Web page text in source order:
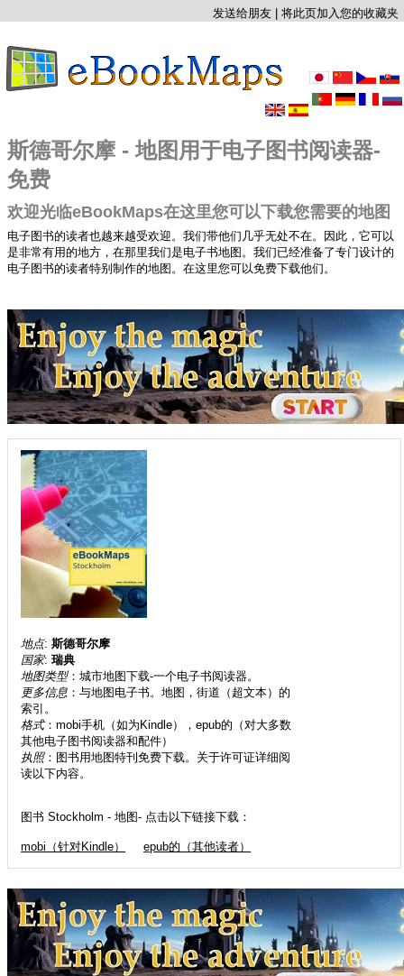
发送给朋友 将此页加入您的收藏夹
斯德哥尔摩 - 地图用于电子图书阅读器-
免费
欢迎光临eBookMaps在这里您可以下载您需要的地图
电子图书的读者也越来越受欢迎。我们带他们几乎无处不在。因此，它可以
是非常有用的地方，在那里我们是电子书地图。我们已经准备了专门设计的
电子图书的读者特别制作的地图。在这里您可以免费下载他们。
地点:斯德哥尔摩
国家:瑞典
地图类型：城市地图下载-一个电子书阅读器。
更多信息 ：与地图电子书。地图，街道（超文本）的
索引。
格式：mobi手机（如为Kindle），epub的（对大多数
其他电子图书阅读器和配件）
执照：图书用地图特刊免费下载。关于许可证详细阅
读以下内容。
图书 Stockholm - 地图- 点击以下链接下载：
mobi（针对Kindle） epub的（其他读者）